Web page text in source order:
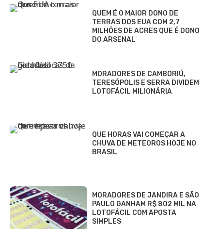
QUEM É O MAIOR DONO DE
TERRAS DOS EUA COM 2,7
MILHÕES DE ACRES QUE É DONO
DO ARSENAL
MORADORES DE CAMBORIÚ,
TERESÓPOLIS E SERRA DIVIDEM
LOTOFÁCIL MILIONÁRIA
QUE HORAS VAI COMEÇAR A
CHUVA DE METEOROS HOJE NO
BRASIL
MORADORES DE JANDIRA E SÃO
PAULO GANHAM R$ 802 MIL NA
LOTOFÁCIL COM APOSTA
SIMPLES